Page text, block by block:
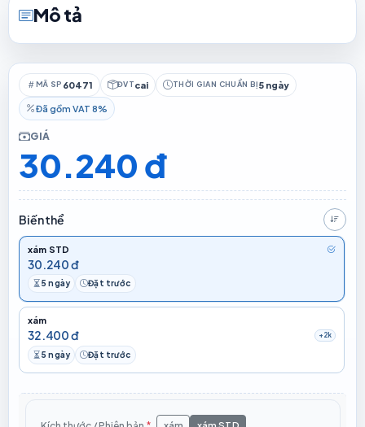
Mô tả
MÃ SP 60471 ĐVTcai THỜI GIAN CHUẨN BỊ5 ngày
Đã gồm VAT 8%
GIÁ
30.240 đ
Biến thể Giá
xám STD
30.240 đ
Thời gian chuẩn bị
5 ngày Đặt trước
Đặt trước
xám
32.400 đ +2k
Thời gian chuẩn bị
5 ngày Đặt trước
Đặt trước
xám xám STD